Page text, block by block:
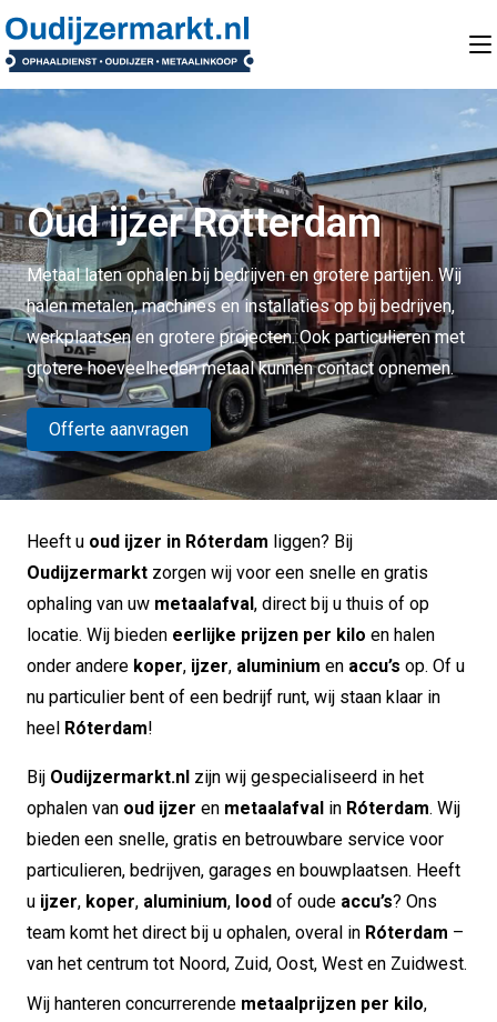
Oud ijzer Rotterdam
Metaal laten ophalen bij bedrijven en grotere partijen. Wij
halen metalen, machines en installaties op bij bedrijven,
werkplaatsen en grotere projecten. Ook particulieren met
grotere hoeveelheden metaal kunnen contact opnemen.
Offerte aanvragen
Heeft u oud ijzer in Róterdam liggen? Bij
Oudijzermarkt zorgen wij voor een snelle en gratis
ophaling van uw metaalafval , direct bij u thuis of op
locatie. Wij bieden eerlijke prijzen per kilo en halen
onder andere koper, ijzer, aluminium en accu’s op. Of u
nu particulier bent of een bedrijf runt, wij staan klaar in
heel Róterdam!
Bij Oudijzermarkt.nl zijn wij gespecialiseerd in het
ophalen van oud ijzer en metaalafval in Róterdam. Wij
bieden een snelle, gratis en betrouwbare service voor
particulieren, bedrijven, garages en bouwplaatsen. Heeft
u ijzer, koper, aluminium, lood of oude accu’s? Ons
team komt het direct bij u ophalen, overal in Róterdam –
van het centrum tot Noord, Zuid, Oost, West en Zuidwest.
Wij hanteren concurrerende metaalprijzen per kilo,